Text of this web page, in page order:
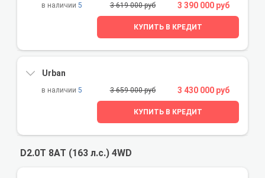
5 3 619 000 руб 3 390 000 руб
КУПИТЬ В КРЕДИТ
Urban
5 3 659 000 руб 3 430 000 руб
КУПИТЬ В КРЕДИТ
D2.0T 8AT (163 л.с.) 4WD